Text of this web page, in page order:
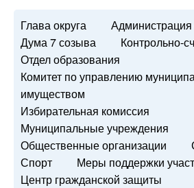
Глава округа
Администрация
Дума 7 созыва
Контрольно-
Отдел образования
Комитет по управлению
имуществом
Избирательная комиссия
Муниципальные учреждения
Общественные организации
Спорт
Меры поддержки
Центр гражданской защиты